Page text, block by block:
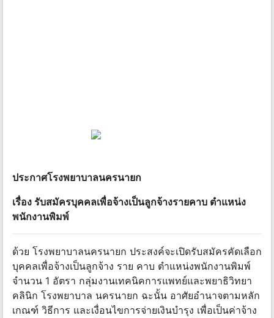
ประกาศโรงพยาบาลนครนายก
เรื่อง รับสมัครบุคคลเพื่อจ้างเป็นลูกจ้างรายคาบ ตำแหน่ง
พนักงานพิมพ์
ด้วย โรงพยาบาลนครนายก ประสงค์จะเปิดรับสมัครคัดเลือก
บุคคลเพื่อจ้างเป็นลูกจ้าง ราย คาบ ตำแหน่งพนักงานพิมพ์
จำนวน 1 อัตรา กลุ่มงานเทคนิคการแพทย์และพยาธิวิทยา
คลินิก โรงพยาบาล นครนายก ฉะนั้น อาศัยอำนาจตามหลัก
เกณฑ์ วิธีการ และเงื่อนไขการจ่ายเงินบำรุง เพื่อเป็นค่าจ้าง